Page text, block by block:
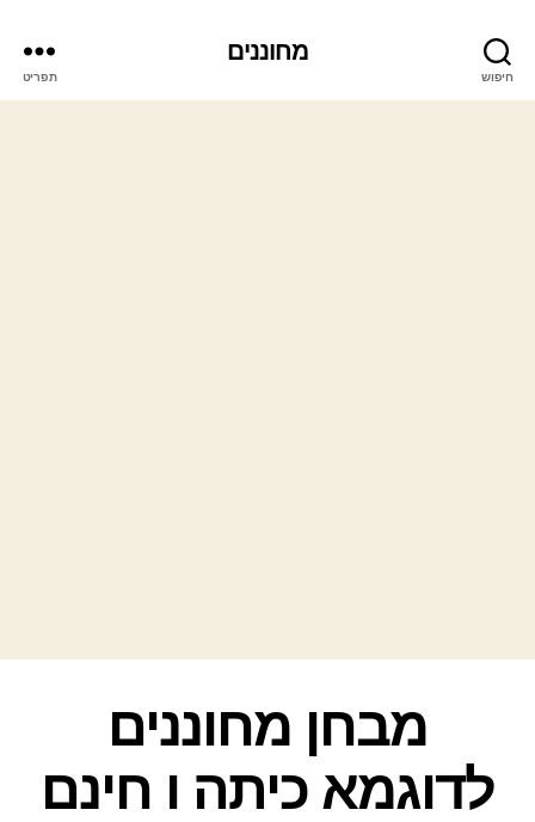
חיפוש
מחוננים
תפריט
קטגוריות
מבחן מחוננים
לדוגמא כיתה ו חינם